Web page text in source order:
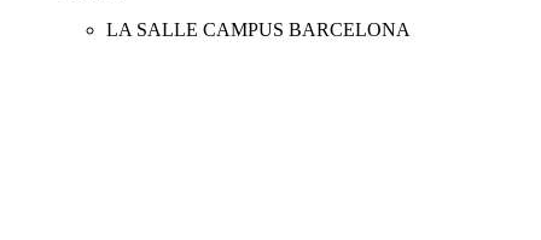
LA SALLE CAMPUS BARCELONA